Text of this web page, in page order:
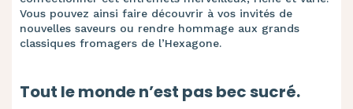
Vous pouvez ainsi faire découvrir à vos invités de
nouvelles saveurs ou rendre hommage aux grands
classiques fromagers de l’Hexagone.
Tout le monde n’est pas bec sucré.